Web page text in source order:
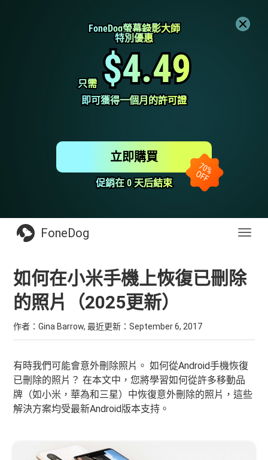
FoneDog螢幕錄影大師
FoneDog螢幕錄影大師
特別優惠
特別優惠
只需
只需 $4.49
$4.49
即可獲得一個月的許可證
即可獲得一個月的許可證
促銷在 0 天后結束
促銷在 0 天后結束
立即購買
FoneDog
如何在小米手機上恢復已刪除
的照片（2025更新）
作者：Gina Barrow, 最近更新：September 6, 2017
有時我們可能會意外刪除照片。 如何從Android手機恢復
已刪除的照片？ 在本文中，您將學習如何從許多移動品
牌（如小米，華為和三星）中恢復意外刪除的照片，這些
解決方案均受最新Android版本支持。